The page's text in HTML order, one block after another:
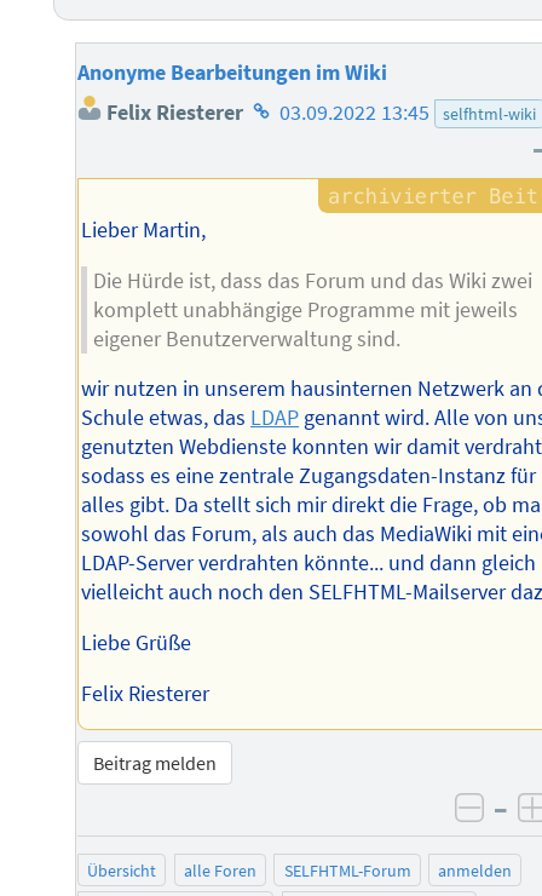
Anonyme Bearbeitungen im Wiki
Felix Riesterer Homepage
Autors
03.09.2022 13:45 selfhtml-wiki
Lieber Martin,
Die Hürde ist, dass das Forum und das Wiki zwei
komplett unabhängige Programme mit jeweils
eigener Benutzerverwaltung sind.
wir nutzen in unserem hausinternen Netzwerk an
Schule etwas, das LDAP genannt wird. Alle von
genutzten Webdienste konnten wir damit
sodass es eine zentrale Zugangsdaten-Instanz für
alles gibt. Da stellt sich mir direkt die Frage, ob
sowohl das Forum, als auch das MediaWiki mit
LDAP-Server verdrahten könnte... und dann gleich
vielleicht auch noch den SELFHTML-Mailserver
Liebe Grüße
Felix Riesterer
Beitrag melden
–
Übersicht alle Foren SELFHTML-Forum
anmelden